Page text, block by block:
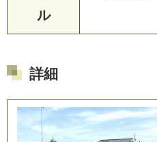
ル
詳細